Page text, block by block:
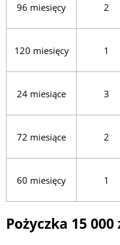
96 miesięcy 2
120 miesięcy 1
24 miesiące 3
72 miesiące 2
60 miesięcy 1
Pożyczka 15